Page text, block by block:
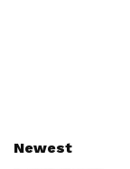
Newest